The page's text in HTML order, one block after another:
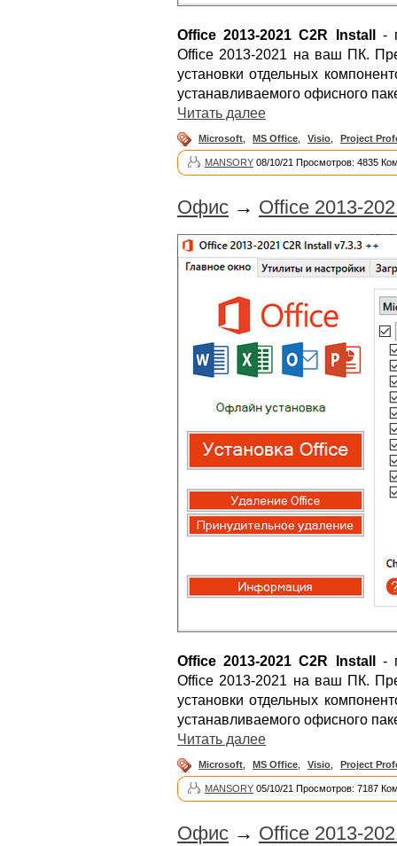
Office 2013-2021 C2R Install
-
Office 2013-2021 на ваш ПК.
установки отдельных
устанавливаемого офисного
Читать далее
Microsoft MS Office Visio Project
MANSORY 08/10/21 Просмотров: 4835
Офис → Office 2013-
Office 2013-2021 C2R Install
-
Office 2013-2021 на ваш ПК.
установки отдельных
устанавливаемого офисного
Читать далее
Microsoft MS Office Visio Project
MANSORY 05/10/21 Просмотров: 7187
Офис → Office 2013-